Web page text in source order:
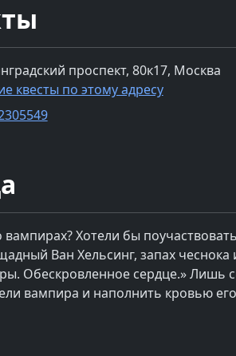
проспект, 80к17, Москва
квесты по этому адресу
Хотели бы
Ван Хельсинг, запах
Обескровленное сердце.» Лишь
вампира и наполнить кровью